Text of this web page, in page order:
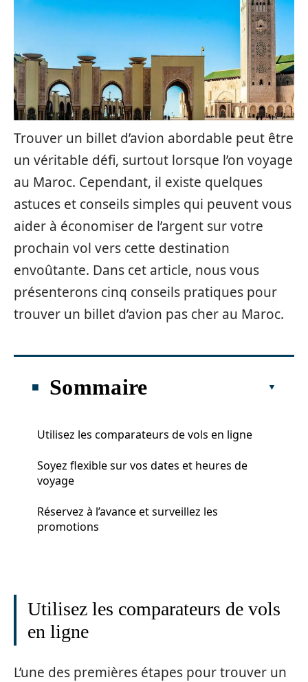
Trouver un billet d’avion abordable peut être
un véritable défi, surtout lorsque l’on voyage
au Maroc. Cependant, il existe quelques
astuces et conseils simples qui peuvent vous
aider à économiser de l’argent sur votre
prochain vol vers cette destination
envoûtante. Dans cet article, nous vous
présenterons cinq conseils pratiques pour
trouver un billet d’avion pas cher au Maroc.
Sommaire
Utilisez les comparateurs de vols en ligne
Soyez flexible sur vos dates et heures de
voyage
Réservez à l’avance et surveillez les
promotions
Utilisez les comparateurs de vols
en ligne
L’une des premières étapes pour trouver un